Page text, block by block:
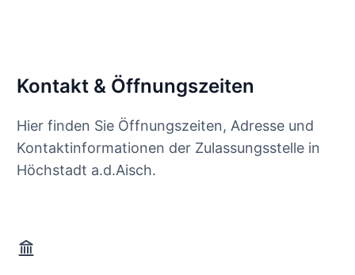
Kontakt & Öffnungszeiten
Hier finden Sie Öffnungszeiten, Adresse und
Kontaktinformationen der Zulassungsstelle in
Höchstadt a.d.Aisch.